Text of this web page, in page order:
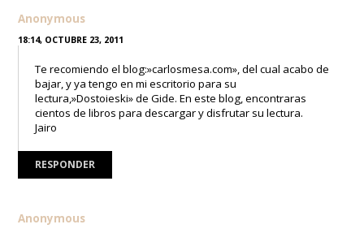
Anonymous
18:14, OCTUBRE 23, 2011
Te recomiendo el blog:»carlosmesa.com», del cual acabo de
bajar, y ya tengo en mi escritorio para su
lectura,»Dostoieski» de Gide. En este blog, encontraras
cientos de libros para descargar y disfrutar su lectura.
Jairo
RESPONDER
Anonymous